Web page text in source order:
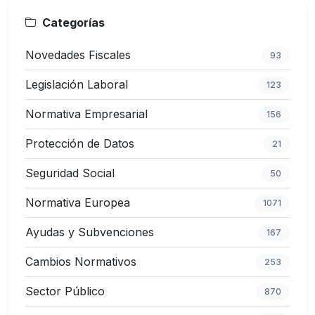
Categorías
Novedades Fiscales 93
Legislación Laboral 123
Normativa Empresarial 156
Protección de Datos 21
Seguridad Social 50
Normativa Europea 1071
Ayudas y Subvenciones 167
Cambios Normativos 253
Sector Público 870